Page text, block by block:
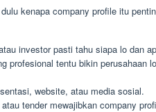
kenapa company profile itu
investor pasti tahu siapa lo dan
profesional tentu bikin perusahaan
website, atau media sosial.
tender mewajibkan company